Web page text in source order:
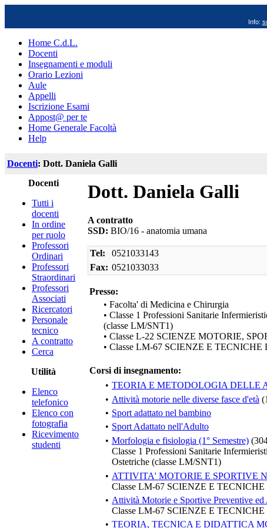
Info:
Home C.d.L.
Docenti
Insegnamenti e moduli
Orario Lezioni
Aule
Appelli
Iscrizione Esami
Appost@ per te
Home Generale Facoltà
Help
Docenti: Dott. Daniela Galli
Docenti
Tutti i
docenti
In ordine
per ruolo
Professori
Ordinari
Professori
Straordinari
Professori
Associati
Ricercatori
Personale
tecnico
A contratto
Cerca
Utilità
Elenco
telefonico
Elenco con
fotografia
Ricevimento
studenti
Dott. Daniela Galli
A contratto
SSD: BIO/16 - anatomia umana
Tel: 0521033143
Fax: 0521033033
Presso:
• Facolta' di Medicina e Chirurgia
• Classe 1 Professioni Sanitarie
(classe LM/SNT1)
• Classe L-22 SCIENZE MOTORIE,
• Classe LM-67 SCIENZE E
Corsi di insegnamento:
• TEORIA E METODOLOGIA DELLE
• Attività motorie nelle diverse fasce d'età
• Sport adattato nel bambino
• Sport Adattato nell'Adulto
• Morfologia e fisiologia (1° Semestre)
Classe 1 Professioni Sanitarie
Ostetriche (classe LM/SNT1)
• ATTIVITA' MOTORIE E SPORTIVE
Classe LM-67 SCIENZE E
• Attività Motorie e Sportive Preventive ed
Classe LM-67 SCIENZE E
• TEORIA, TECNICA E DIDATTICA